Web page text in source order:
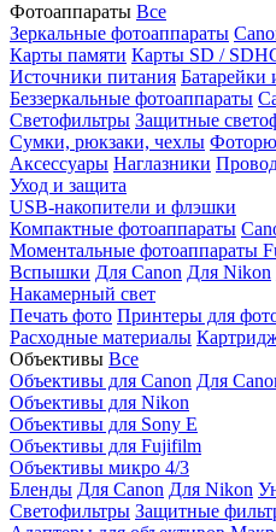
Фотоаппараты Все
Зеркальные фотоаппараты
Карты памяти Карты SD /
Источники питания Батарейки
Беззеркальные фотоаппараты
Светофильтры Защитные
Сумки, рюкзаки, чехлы
Аксессуары Наглазники
Уход и защита
USB-накопители и флэшки
Компактные фотоаппараты
Моментальные фотоаппараты
Вспышки Для Canon Для Nikon
Накамерный свет
Печать фото Принтеры для
Расходные материалы
Объективы Все
Объективы для Canon Для
Объективы для Nikon
Объективы для Sony E
Объективы для Fujifilm
Объективы микро 4/3
Бленды Для Canon Для Nikon
Светофильтры Защитные